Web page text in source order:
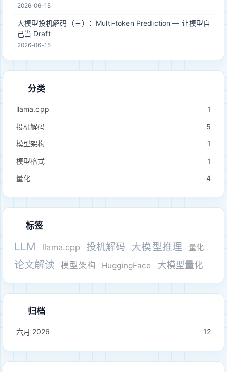
2026-06-15
大模型投机解码（三）：Multi-token Prediction — 让模型自
己当 Draft
2026-06-15
分类
llama.cpp
1
投机解码
5
模型架构
1
模型格式
1
量化
4
标签
LLM llama.cpp 投机解码 大模型推理 量化
论文解读 模型架构 HuggingFace 大模型量化
归档
六月 2026 12